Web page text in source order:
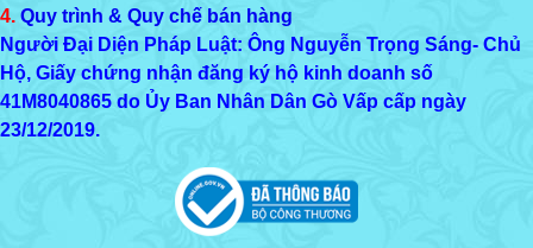
4. Quy trình & Quy chế bán hàng
Người Đại Diện Pháp Luật: Ông Nguyễn Trọng Sáng- Chủ
Hộ, Giấy chứng nhận đăng ký hộ kinh doanh số
41M8040865 do Ủy Ban Nhân Dân Gò Vấp cấp ngày
23/12/2019.